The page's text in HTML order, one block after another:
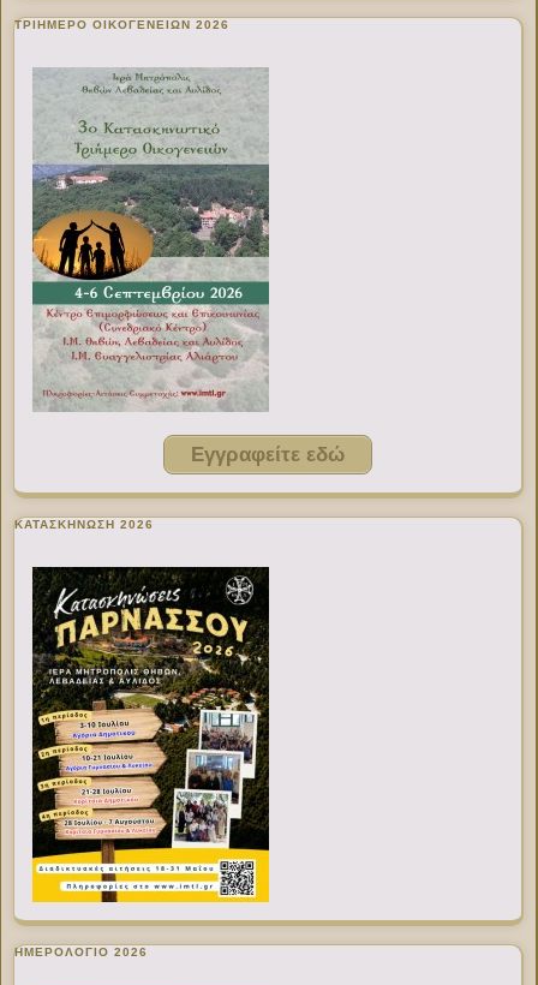
ΤΡΙΗΜΕΡΟ ΟΙΚΟΓΕΝΕΙΩΝ 2026
Εγγραφείτε εδώ
ΚΑΤΑΣΚΗΝΩΣΗ 2026
ΗΜΕΡΟΛΟΓΙΟ 2026